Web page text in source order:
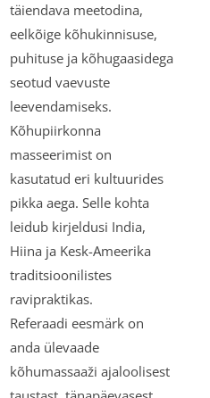
täiendava meetodina,
eelkõige kõhukinnisuse,
puhituse ja kõhugaasidega
seotud vaevuste
leevendamiseks.
Kõhupiirkonna
masseerimist on
kasutatud eri kultuurides
pikka aega. Selle kohta
leidub kirjeldusi India,
Hiina ja Kesk-Ameerika
traditsioonilistes
ravipraktikas.
Referaadi eesmärk on
anda ülevaade
kõhumassaaži ajaloolisest